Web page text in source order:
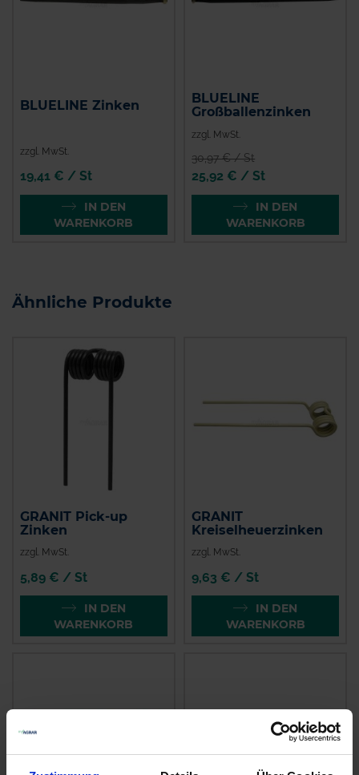
BLUELINE Zinken
zzgl. MwSt.
19,41 € / St
IN DEN
WARENKORB
BLUELINE
Großballenzinken
zzgl. MwSt.
30,97 € / St
25,92 € / St
IN DEN
WARENKORB
Ähnliche Produkte
GRANIT Pick-up
Zinken
zzgl. MwSt.
5,89 € / St
IN DEN
WARENKORB
GRANIT
Kreiselheuerzinken
zzgl. MwSt.
9,63 € / St
IN DEN
WARENKORB